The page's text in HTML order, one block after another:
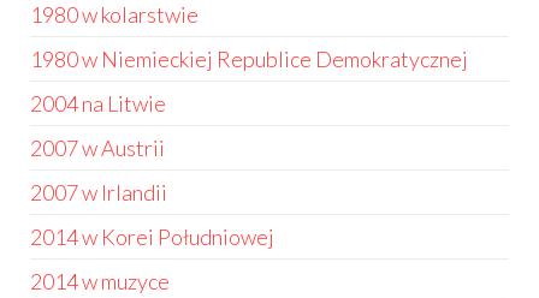
1980 w kolarstwie
1980 w Niemieckiej Republice Demokratycznej
2004 na Litwie
2007 w Austrii
2007 w Irlandii
2014 w Korei Południowej
2014 w muzyce